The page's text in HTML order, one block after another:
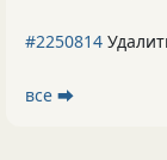
#2250814
все ⮕